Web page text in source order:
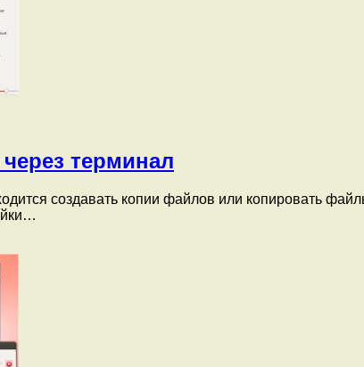
терминал
создавать копии файлов или копировать